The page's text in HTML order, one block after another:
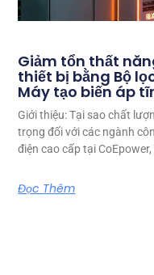
Giảm tổn thất
thiết bị bằng Bộ
Máy tạo biến áp
Giới thiệu: Tại sao chất
trọng đối với các ngành
điện cao cấp tại CoEpower,
Đọc Thêm